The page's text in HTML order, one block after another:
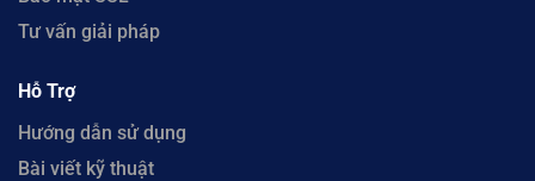
Tư vấn giải pháp
Hỗ Trợ
Hướng dẫn sử dụng
Bài viết kỹ thuật